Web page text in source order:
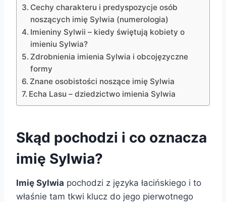
Cechy charakteru i predyspozycje osób
noszących imię Sylwia (numerologia)
Imieniny Sylwii – kiedy świętują kobiety o
imieniu Sylwia?
Zdrobnienia imienia Sylwia i obcojęzyczne
formy
Znane osobistości noszące imię Sylwia
Echa Lasu – dziedzictwo imienia Sylwia
Skąd pochodzi i co oznacza
imię Sylwia?
Imię Sylwia pochodzi z języka łacińskiego i to
właśnie tam tkwi klucz do jego pierwotnego